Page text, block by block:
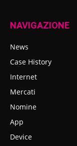
NAVIGAZIONE
News
Case History
Internet
Mercati
Nomine
App
Device